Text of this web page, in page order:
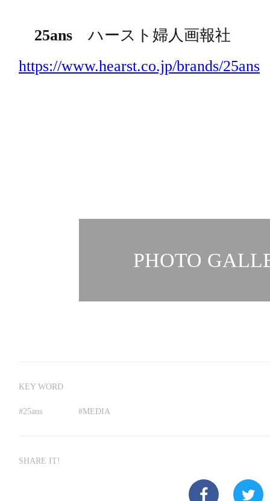
25ans ハースト婦人画報社
https://www.hearst.co.jp/brands/25ans
PHOTO
KEY WORD
#25ans #MEDIA
SHARE IT!